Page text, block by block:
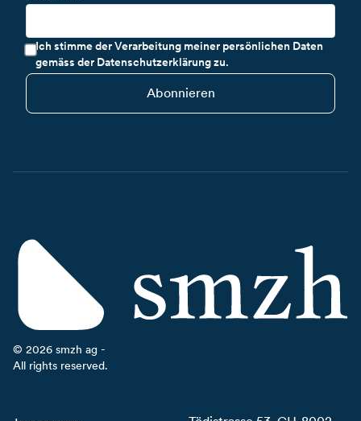
Ich stimme der Verarbeitung meiner persönlichen Daten
gemäss der Datenschutzerklärung zu.
Abonnieren
© 2026 smzh ag -
All rights reserved.